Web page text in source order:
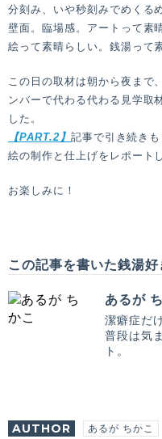
分刻み、いや秒刻みでめくる
壁面。臨場感。アートって素
絵って素晴らしい。銭湯って
この日の取材は朝から夜まで
ンバーで代わる代わる見学取
した。
【PART.2】 記事で引き続き
絵の制作と仕上げをレポート
お楽しみに！
この記事を書いた銭湯好
あるが
潔癖症だ
普段は気
ト。
AUTHOR あるが ちかこ